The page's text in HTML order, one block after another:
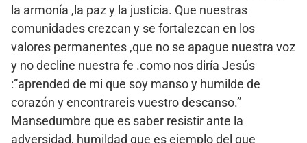
la armonía ,la paz y la justicia. Que nuestras
comunidades crezcan y se fortalezcan en los
valores permanentes ,que no se apague nuestra voz
y no decline nuestra fe .como nos diría Jesús
:”aprended de mi que soy manso y humilde de
corazón y encontrareis vuestro descanso.”
Mansedumbre que es saber resistir ante la
adversidad, humildad que es ejemplo del que